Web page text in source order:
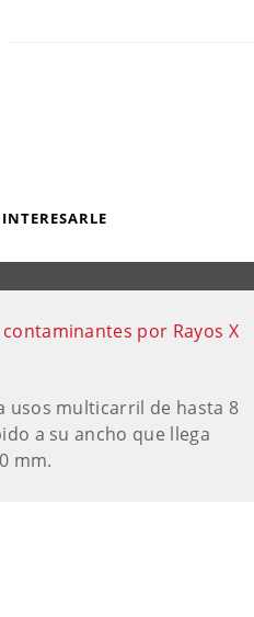
por Rayos X
usos multicarril de hasta 8
a su ancho que llega
mm.